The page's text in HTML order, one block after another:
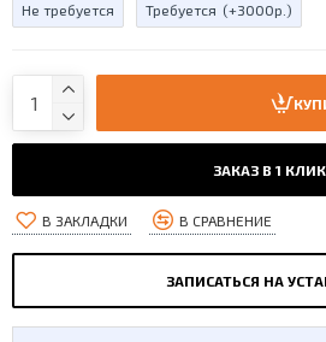
Не требуется Требуется (+3000р.)
ЗАКАЗ В 1 КЛИК
В ЗАКЛАДКИ В СРАВНЕНИЕ
ЗАПИСАТЬСЯ НА